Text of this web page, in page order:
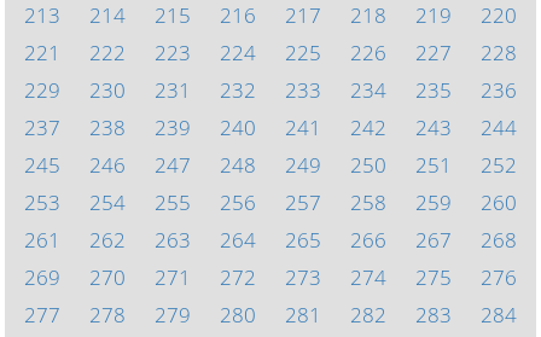
213
214 215 216 217 218 219
220
221
222 223 224 225 226 227
228
229
230 231 232 233 234 235
236
237
238 239 240 241 242 243
244
245
246 247 248 249 250 251
252
253
254 255 256 257 258 259
260
261
262 263 264 265 266 267
268
269
270 271 272 273 274 275
276
277
278 279 280 281 282 283
284